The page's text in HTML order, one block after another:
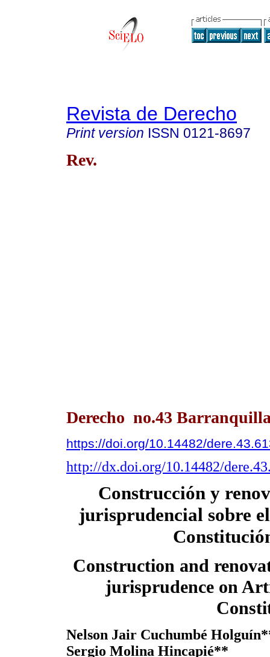
Revista de Derecho
Print version ISSN 0121-8697
Rev.
Derecho no.43
https://doi.org/10.14482/
http://dx.doi.org/10.14482/
Construcción y
jurisprudencial sobre
Construction and
jurisprudence on
Nelson Jair Cuchumbé
Sergio Molina Hincapié**